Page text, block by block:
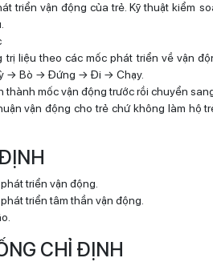
triển vận động của trẻ. Kỹ thuật kiểm
trị liệu theo các mốc phát triển về vận
→ Bò → Đứng → Đi → Chạy.
thành mốc vận động trước rồi chuyển
vận động cho trẻ chứ không làm hộ
triển vận động.
triển tâm thần vận động.
CHỈ ĐỊNH